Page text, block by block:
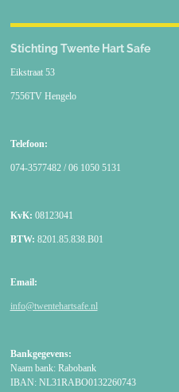
Stichting Twente Hart Safe
Eikstraat 53
7556TV Hengelo
Telefoon:
074-3577482 / 06 1050 5131
KvK: 08123041
BTW: 8201.85.838.B01
Email:
info@twentehartsafe.nl
Bankgegevens:
Naam bank: Rabobank
IBAN: NL31RABO0132260743